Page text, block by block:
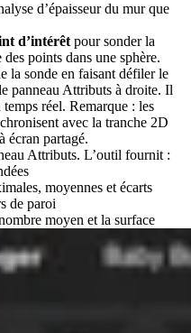
d’épaisseur du mur que
d’intérêt pour sonder la
points dans une sphère.
la sonde en faisant défiler le
panneau Attributs à droite. Il
réel. Remarque : les
avec la tranche 2D
écran partagé.
Attributs. L’outil fournit :
moyennes et écarts
de paroi
moyen et la surface